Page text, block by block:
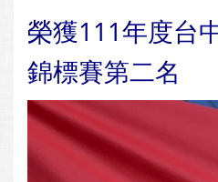
榮獲111年度台
錦標賽第二名